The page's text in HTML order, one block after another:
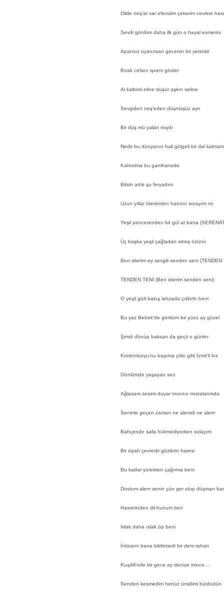
Dilde neş'at var efendim çekerim cevrine
Sevdi gönlüm daha ilk gün o hayal esmerini
Apansız uyanırsan gecenin bir yerinde
Bırak cefanı işveni göster
Al kalbimi eline düşür aşkın seline
Sevgiden neş'eden düşmüşüz ayrı
Bir düş mü yalan mıydı
Nedir bu dünyanın hali gölgeli bir dal
Kahrolma bu gamhanede
Bitsin artık şu feryadım
Uzun yıllar ötesinden hatırını sorayım mı
Yeşil pencerenden bir gül at bana
Üç başka yeşil çağladan almış özünü
Ben isterim ey sevgili senden seni (TENDEN
TENDEN TENİ (Ben isterim senden seni)
O yeşil gizli bakış lahzada çıldırttı beni
Bu yaz Bebek'de gördüm bir yüzü ay güzel
Şimdi dönüp baksan da geçti o günler
Kordonboyu'nu başıma yıktı gitti İzmir'li kız
Gönlümde yaşayan sen
Ağlasam sesimi duyar mısınız mısralarımda
Seninle geçen zaman ne alemdi ne alem
Bahçende safa hükmediyorken solayım
Bir siyah çevredir gözlerin haresi
Bu kadar yürekten çağırma beni
Dostum alem senin çün ger olup düşman
Hasretinden dil-hunum ben
Islak daha ıslak öp beni
İntizarın bana bildirmedi bir dem rahatı
Kuşdili'nde bir gece ay denize inince...
Senden kesmedim henüz ümidimi büsbütün